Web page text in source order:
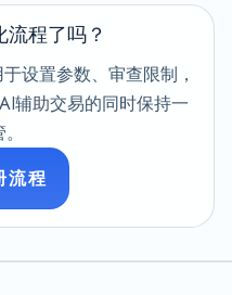
程了吗？
设置参数、审查限制，
辅助交易的同时保持一
流程